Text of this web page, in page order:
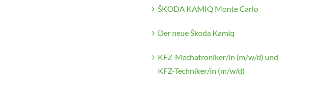
ŠKODA KAMIQ Monte Carlo
Der neue Škoda Kamiq
KFZ-Mechatroniker/in (m/w/d) und
KFZ-Techniker/in (m/w/d)